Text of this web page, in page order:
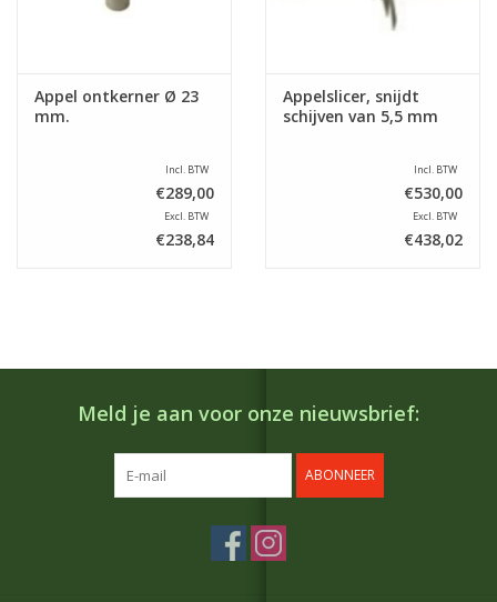
Appel ontkerner Ø 23
mm.
Incl. BTW
€289,00
Excl. BTW
€238,84
Appelslicer, snijdt
schijven van 5,5 mm
Incl. BTW
€530,00
Excl. BTW
€438,02
Meld je aan voor onze nieuwsbrief:
ABONNEER